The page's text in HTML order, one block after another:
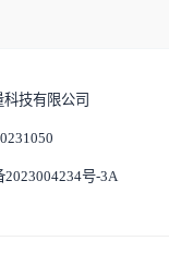
技有限公司
号-3A